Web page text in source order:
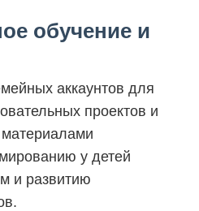
обучение и
аккаунтов для
проектов и
у детей
и развитию